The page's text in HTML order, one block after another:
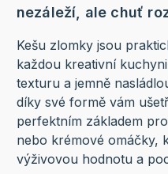
nezáleží, ale chuť
Kešu zlomky jsou
každou kreativní
texturu a jemně
díky své formě vám
perfektním základem
nebo krémové omáčky,
výživovou hodnotu a